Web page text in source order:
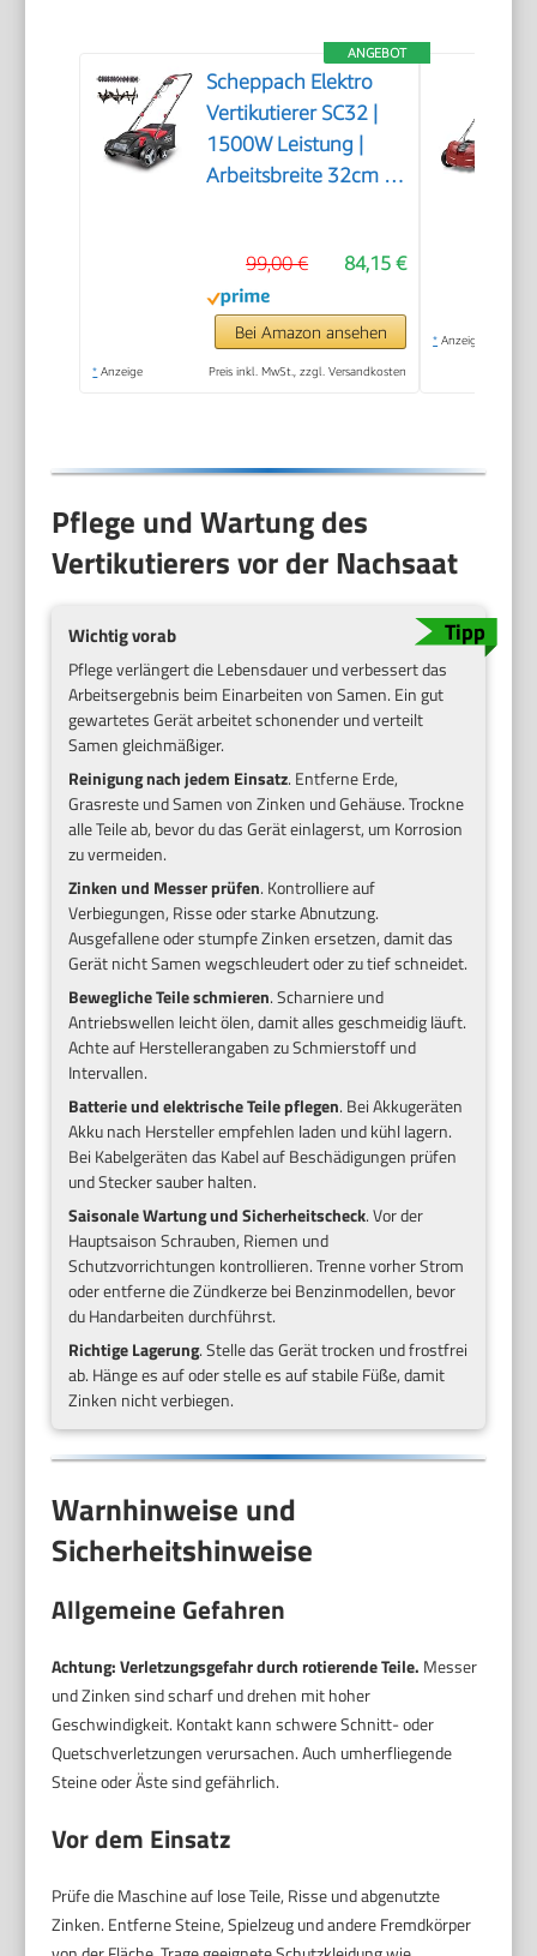
ANGEBOT
Scheppach Elektro
Vertikutierer SC32 |
1500W Leistung |
Arbeitsbreite 32cm |
Höhenverstellung/bis
4mm |
Vertikutierwalze (16
Messer) und
84,15 €
99,00 €
Bei Amazon ansehen
* Anzeige Preis inkl. MwSt., zzgl. Versandkosten
* Anzeige
Pflege und Wartung des
Vertikutierers vor der Nachsaat
Wichtig vorab
Pflege verlängert die Lebensdauer und verbessert das
Arbeitsergebnis beim Einarbeiten von Samen. Ein gut
gewartetes Gerät arbeitet schonender und verteilt
Samen gleichmäßiger.
Reinigung nach jedem Einsatz. Entferne Erde,
Grasreste und Samen von Zinken und Gehäuse. Trockne
alle Teile ab, bevor du das Gerät einlagerst, um Korrosion
zu vermeiden.
Zinken und Messer prüfen. Kontrolliere auf
Verbiegungen, Risse oder starke Abnutzung.
Ausgefallene oder stumpfe Zinken ersetzen, damit das
Gerät nicht Samen wegschleudert oder zu tief schneidet.
Bewegliche Teile schmieren. Scharniere und
Antriebswellen leicht ölen, damit alles geschmeidig läuft.
Achte auf Herstellerangaben zu Schmierstoff und
Intervallen.
Batterie und elektrische Teile pflegen. Bei Akkugeräten
Akku nach Hersteller empfehlen laden und kühl lagern.
Bei Kabelgeräten das Kabel auf Beschädigungen prüfen
und Stecker sauber halten.
Saisonale Wartung und Sicherheitscheck. Vor der
Hauptsaison Schrauben, Riemen und
Schutzvorrichtungen kontrollieren. Trenne vorher Strom
oder entferne die Zündkerze bei Benzinmodellen, bevor
du Handarbeiten durchführst.
Richtige Lagerung. Stelle das Gerät trocken und frostfrei
ab. Hänge es auf oder stelle es auf stabile Füße, damit
Zinken nicht verbiegen.
Warnhinweise und
Sicherheitshinweise
Allgemeine Gefahren
Achtung: Verletzungsgefahr durch rotierende Teile. Messer
und Zinken sind scharf und drehen mit hoher
Geschwindigkeit. Kontakt kann schwere Schnitt- oder
Quetschverletzungen verursachen. Auch umherfliegende
Steine oder Äste sind gefährlich.
Vor dem Einsatz
Prüfe die Maschine auf lose Teile, Risse und abgenutzte
Zinken. Entferne Steine, Spielzeug und andere Fremdkörper